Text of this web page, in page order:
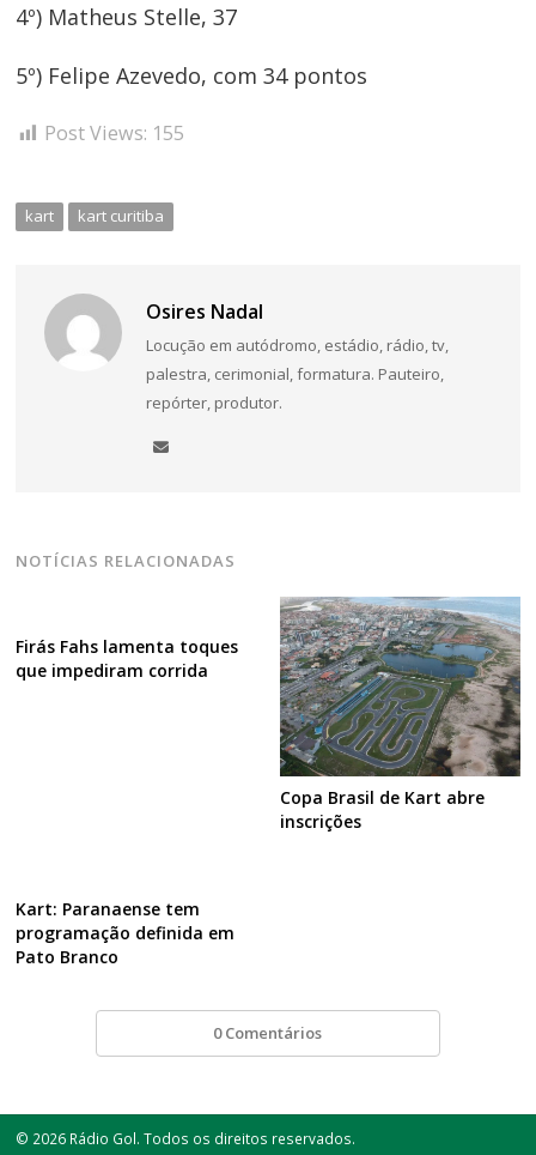
4º) Matheus Stelle, 37
5º) Felipe Azevedo, com 34 pontos
Post Views: 155
kart kart curitiba
Osires Nadal
Locução em autódromo, estádio, rádio, tv,
palestra, cerimonial, formatura. Pauteiro,
repórter, produtor.
NOTÍCIAS RELACIONADAS
Firás Fahs lamenta toques
que impediram corrida
Copa Brasil de Kart abre
inscrições
Kart: Paranaense tem
programação definida em
Pato Branco
0 Comentários
© 2026 Rádio Gol. Todos os direitos reservados.